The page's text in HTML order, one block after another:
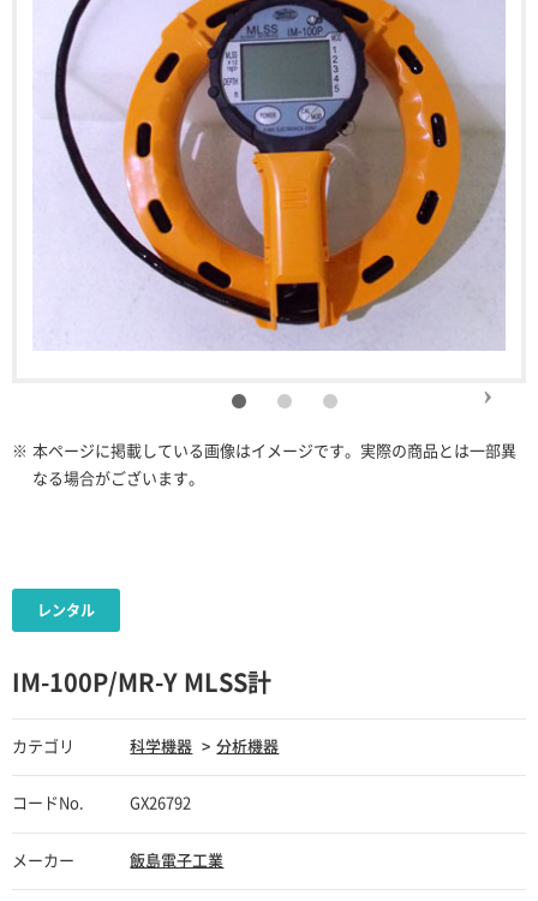
※ 本ページに掲載している画像はイメージです。実際の商品とは一部異
なる場合がございます。
IM-100P/MR-Y MLSS計
カテゴリ 科学機器 分析機器
コードNo. GX26792
メーカー 飯島電子工業